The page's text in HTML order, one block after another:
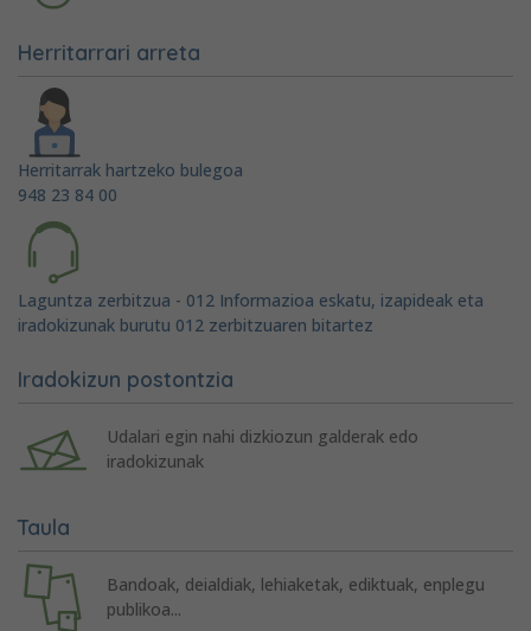
Herritarrari arreta
Herritarrak hartzeko bulegoa
948 23 84 00
Laguntza zerbitzua - 012 Informazioa eskatu, izapideak eta
iradokizunak burutu 012 zerbitzuaren bitartez
Iradokizun postontzia
Udalari egin nahi dizkiozun galderak edo
iradokizunak
Taula
Bandoak, deialdiak, lehiaketak, ediktuak, enplegu
publikoa...